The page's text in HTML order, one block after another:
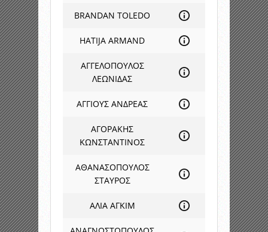
BRANDAN TOLEDO
HATIJA ARMAND
ΑΓΓΕΛΟΠΟΥΛΟΣ
ΛΕΩΝΙΔΑΣ
ΑΓΓΙΟΥΣ ΑΝΔΡΕΑΣ
ΑΓΟΡΑΚΗΣ
ΚΩΝΣΤΑΝΤΙΝΟΣ
ΑΘΑΝΑΣΟΠΟΥΛΟΣ
ΣΤΑΥΡΟΣ
ΑΛΙΑ ΑΓΚΙΜ